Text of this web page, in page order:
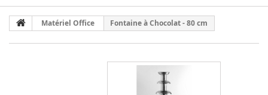
Matériel Office Fontaine à Chocolat - 80 cm